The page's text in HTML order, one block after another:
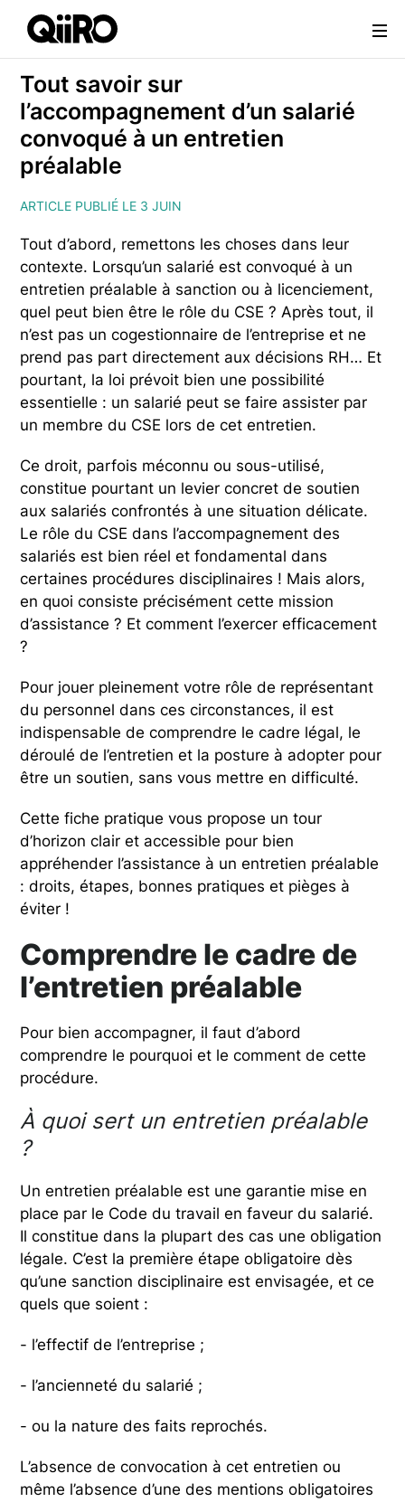
Webflow Homepage
Tout savoir sur
l’accompagnement d’un salarié
convoqué à un entretien
préalable
ARTICLE PUBLIÉ LE 3 JUIN
Tout d’abord, remettons les choses dans leur
contexte. Lorsqu’un salarié est convoqué à un
entretien préalable à sanction ou à licenciement,
quel peut bien être le rôle du CSE ? Après tout, il
n’est pas un cogestionnaire de l’entreprise et ne
prend pas part directement aux décisions RH… Et
pourtant, la loi prévoit bien une possibilité
essentielle : un salarié peut se faire assister par
un membre du CSE lors de cet entretien.
Ce droit, parfois méconnu ou sous-utilisé,
constitue pourtant un levier concret de soutien
aux salariés confrontés à une situation délicate.
Le rôle du CSE dans l’accompagnement des
salariés est bien réel et fondamental dans
certaines procédures disciplinaires ! Mais alors,
en quoi consiste précisément cette mission
d’assistance ? Et comment l’exercer efficacement
?
Pour jouer pleinement votre rôle de représentant
du personnel dans ces circonstances, il est
indispensable de comprendre le cadre légal, le
déroulé de l’entretien et la posture à adopter pour
être un soutien, sans vous mettre en difficulté.
Cette fiche pratique vous propose un tour
d’horizon clair et accessible pour bien
appréhender l’assistance à un entretien préalable
: droits, étapes, bonnes pratiques et pièges à
éviter !
Comprendre le cadre de
l’entretien préalable
Pour bien accompagner, il faut d’abord
comprendre le pourquoi et le comment de cette
procédure.
À quoi sert un entretien préalable
?
Un entretien préalable est une garantie mise en
place par le Code du travail en faveur du salarié.
Il constitue dans la plupart des cas une obligation
légale. C’est la première étape obligatoire dès
qu’une sanction disciplinaire est envisagée, et ce
quels que soient :
- l’effectif de l’entreprise ;
- l’ancienneté du salarié ;
- ou la nature des faits reprochés.
L’absence de convocation à cet entretien ou
même l’absence d’une des mentions obligatoires